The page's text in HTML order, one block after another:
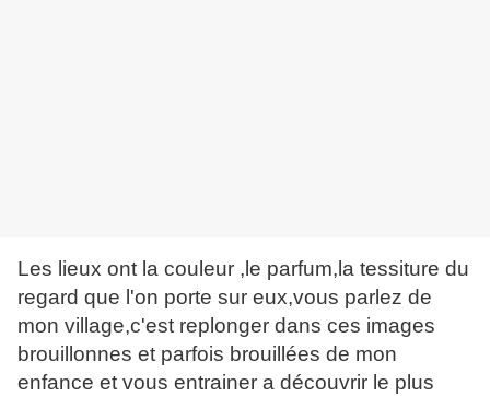
Les lieux ont la couleur ,le parfum,la tessiture du
regard que l'on porte sur eux,vous parlez de
mon village,c'est replonger dans ces images
brouillonnes et parfois brouillées de mon
enfance et vous entrainer a découvrir le plus